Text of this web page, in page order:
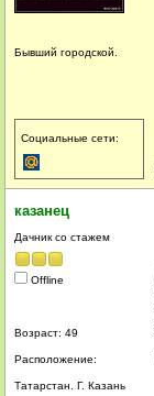
Бывший городской.
Социальные сети:
казанец
Дачник со стажем
Offline
Возраст: 49
Расположение:
Татарстан. Г. Казань